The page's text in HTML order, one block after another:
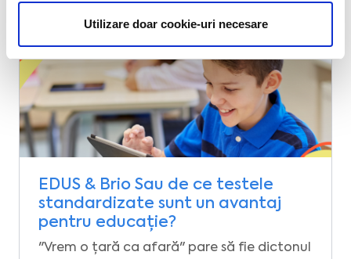
Utilizare doar cookie-uri necesare
EDUS & Brio Sau de ce testele
standardizate sunt un avantaj
pentru educație?
"Vrem o țară ca afară" pare să fie dictonul